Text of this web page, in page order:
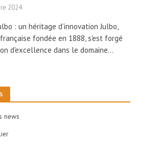
2024
: un héritage d’innovation Julbo,
fondée en 1888, s'est forgé
d'excellence dans le domaine...
news